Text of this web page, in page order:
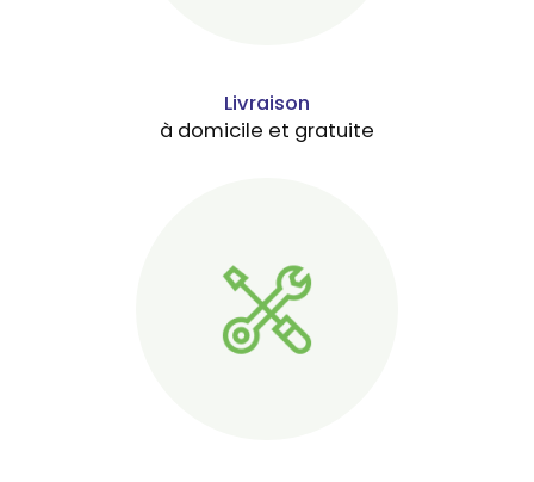
Livraison
à domicile et gratuite